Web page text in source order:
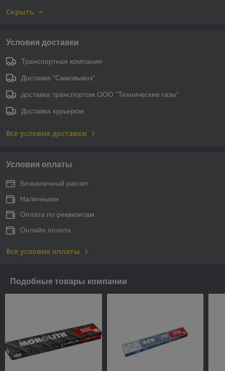
Скрыть
Условия доставки
Транспортная компания
Доставка "Самовывоз"
доставка транспортом ООО "Технические газы"
Доставка курьером
Все условия доставки
Условия оплаты
Безналичный расчет
Наличными
Оплата по реквизитам
Онлайн оплата
Все условия оплаты
Подобные товары компании